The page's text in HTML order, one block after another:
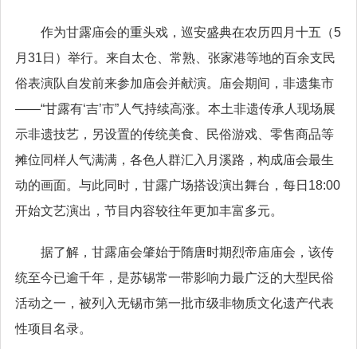
作为甘露庙会的重头戏，巡安盛典在农历四月十五（5
月31日）举行。来自太仓、常熟、张家港等地的百余支民
俗表演队自发前来参加庙会并献演。庙会期间，非遗集市
——“甘露有‘吉’市”人气持续高涨。本土非遗传承人现场展
示非遗技艺，另设置的传统美食、民俗游戏、零售商品等
摊位同样人气满满，各色人群汇入月溪路，构成庙会最生
动的画面。与此同时，甘露广场搭设演出舞台，每日18:00
开始文艺演出，节目内容较往年更加丰富多元。
据了解，甘露庙会肇始于隋唐时期烈帝庙庙会，该传
统至今已逾千年，是苏锡常一带影响力最广泛的大型民俗
活动之一，被列入无锡市第一批市级非物质文化遗产代表
性项目名录。